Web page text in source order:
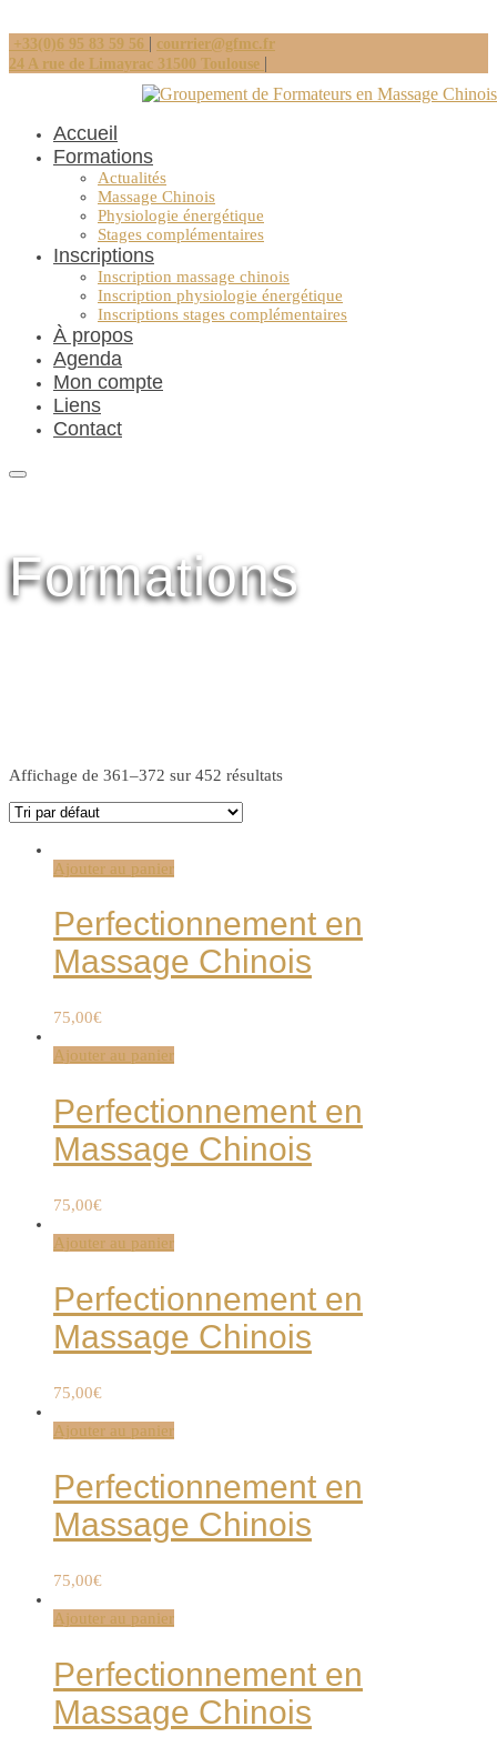
+33(0)6 95 83 59 56 | courrier@gfmc.fr
24 A rue de Limayrac 31500 Toulouse |
Accueil
Formations
Actualités
Massage Chinois
Physiologie énergétique
Stages complémentaires
Inscriptions
Inscription massage chinois
Inscription physiologie énergétique
Inscriptions stages complémentaires
À propos
Agenda
Mon compte
Liens
Contact
Formations
Affichage de 361–372 sur 452 résultats
Ajouter au panier
Perfectionnement en
Massage Chinois
75,00€
Ajouter au panier
Perfectionnement en
Massage Chinois
75,00€
Ajouter au panier
Perfectionnement en
Massage Chinois
75,00€
Ajouter au panier
Perfectionnement en
Massage Chinois
75,00€
Ajouter au panier
Perfectionnement en
Massage Chinois